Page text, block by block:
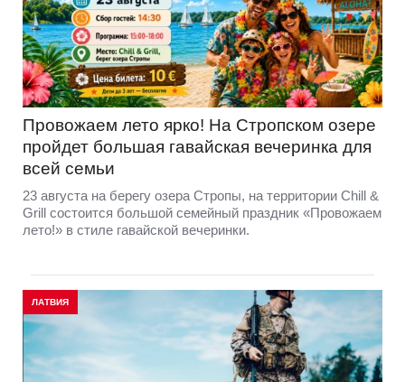
Провожаем лето ярко! На Стропском озере
пройдет большая гавайская вечеринка для
всей семьи
23 августа на берегу озера Стропы, на территории Chill &
Grill состоится большой семейный праздник «Провожаем
лето!» в стиле гавайской вечеринки.
ЛАТВИЯ